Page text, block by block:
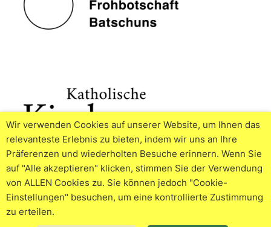
Wir verwenden Cookies auf unserer Website, um Ihnen das
relevanteste Erlebnis zu bieten, indem wir uns an Ihre
Präferenzen und wiederholten Besuche erinnern. Wenn Sie
auf "Alle akzeptieren" klicken, stimmen Sie der Verwendung
von ALLEN Cookies zu. Sie können jedoch "Cookie-
Einstellungen" besuchen, um eine kontrollierte Zustimmung
zu erteilen.